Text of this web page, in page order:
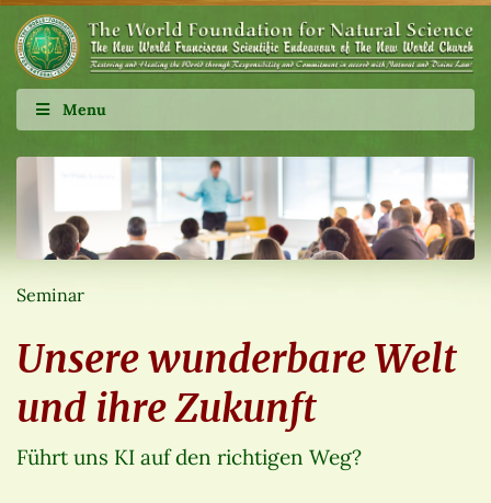
Menu
Seminar
Unsere wunderbare Welt
und ihre Zukunft
Führt uns KI auf den richtigen Weg?